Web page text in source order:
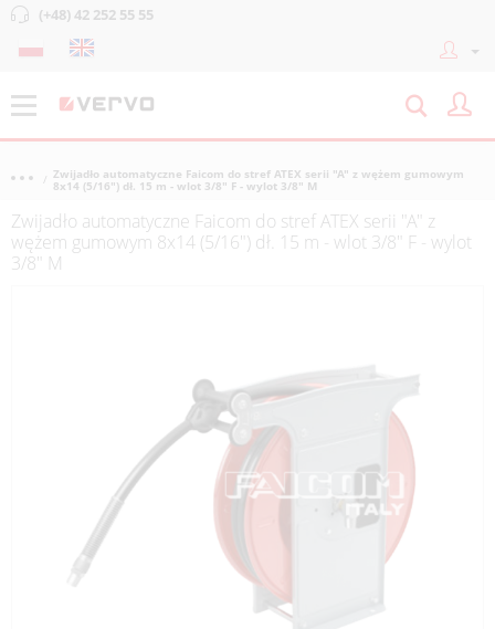
(+48) 42 252 55 55
Zwijadło automatyczne Faicom do stref ATEX serii "A" z wężem gumowym
8x14 (5/16") dł. 15 m - wlot 3/8" F - wylot 3/8" M
Zwijadło automatyczne Faicom do stref ATEX serii "A" z
wężem gumowym 8x14 (5/16") dł. 15 m - wlot 3/8" F - wylot
3/8" M